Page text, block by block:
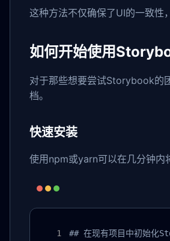
这种方法不仅确保了UI的一致性
如何开始使用
对于那些想要尝试Storybook的
档。
快速安装
使用npm或yarn可以在几分钟
## 在现有项目中初始化